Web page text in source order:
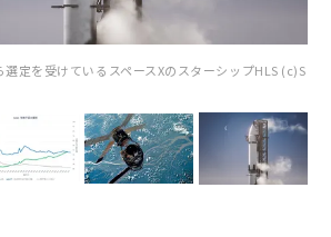
定を受けているスペースXのスターシップHLS (c)S